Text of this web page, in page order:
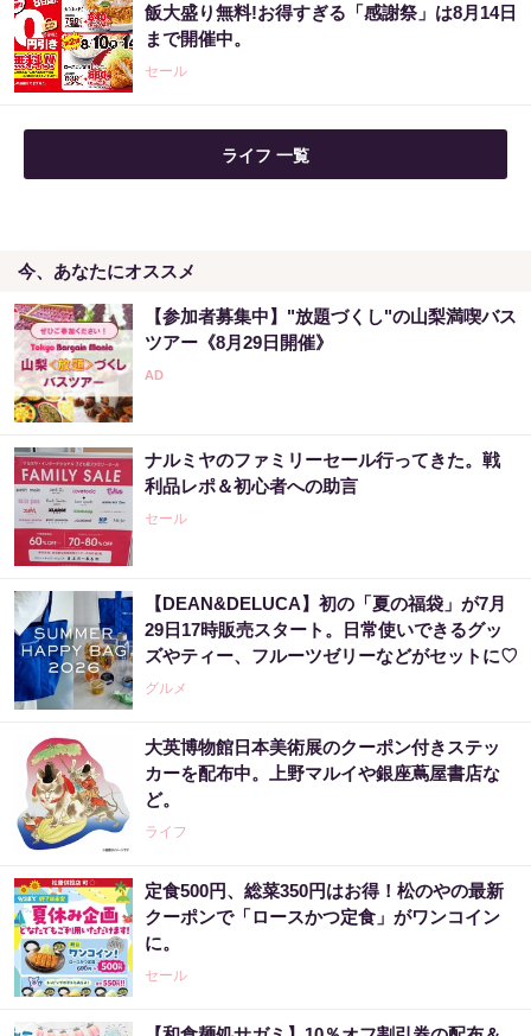
PR（合同会社デジタルファーム ）
飯大盛り無料!お得すぎる「感謝祭」は8月14日
まで開催中。
セール
ライフ 一覧
今、あなたにオススメ
【参加者募集中】"放題づくし"の山梨満喫バス
ツアー《8月29日開催》
ナルミヤのファミリーセール行ってきた。戦
利品レポ＆初心者への助言
セール
【DEAN&DELUCA】初の「夏の福袋」が7月
29日17時販売スタート。日常使いできるグッ
ズやティー、フルーツゼリーなどがセットに♡
グルメ
大英博物館日本美術展のクーポン付きステッ
カーを配布中。上野マルイや銀座蔦屋書店な
ど。
ライフ
定食500円、総菜350円はお得！松のやの最新
クーポンで「ロースかつ定食」がワンコイン
に。
セール